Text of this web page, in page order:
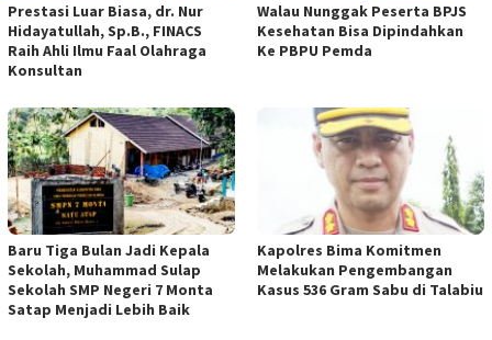
Prestasi Luar Biasa, dr. Nur
Hidayatullah, Sp.B., FINACS
Raih Ahli Ilmu Faal Olahraga
Konsultan
Walau Nunggak Peserta BPJS
Kesehatan Bisa Dipindahkan
Ke PBPU Pemda
Baru Tiga Bulan Jadi Kepala
Sekolah, Muhammad Sulap
Sekolah SMP Negeri 7 Monta
Satap Menjadi Lebih Baik
Kapolres Bima Komitmen
Melakukan Pengembangan
Kasus 536 Gram Sabu di Talabiu